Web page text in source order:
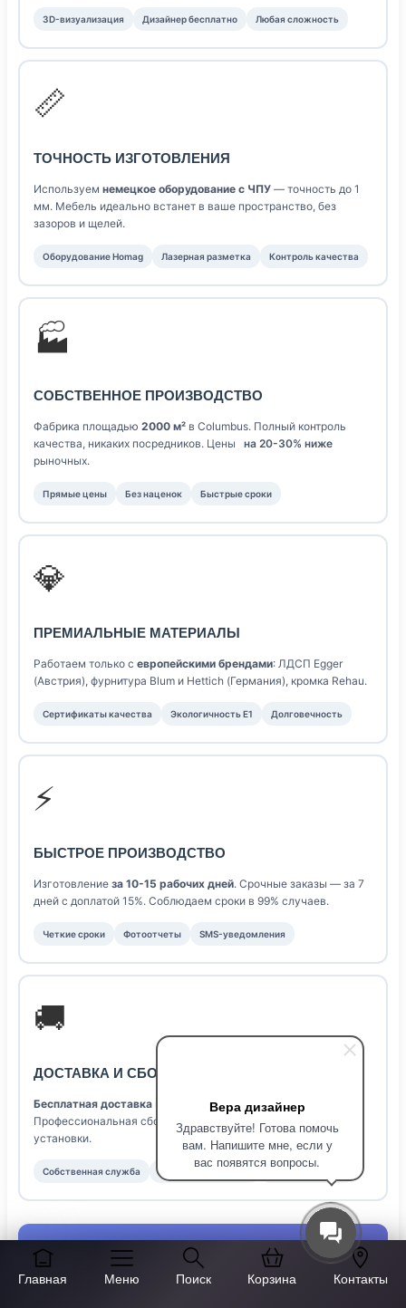
Вера дизайнер
Здравствуйте! Готова помочь
вам. Напишите мне, если у
вас появятся вопросы.
Главная Меню Поиск Корзина Контакты
3D-визуализация Дизайнер бесплатно Любая сложность
📏
ТОЧНОСТЬ ИЗГОТОВЛЕНИЯ
Используем немецкое оборудование с ЧПУ — точность до 1
мм. Мебель идеально встанет в ваше пространство, без
зазоров и щелей.
Оборудование Homag Лазерная разметка Контроль качества
🏭
СОБСТВЕННОЕ ПРОИЗВОДСТВО
Фабрика площадью 2000 м² в Columbus. Полный контроль
качества, никаких посредников. Цены
на 20-30% ниже
рыночных.
Прямые цены Без наценок Быстрые сроки
💎
ПРЕМИАЛЬНЫЕ МАТЕРИАЛЫ
Работаем только с европейскими брендами: ЛДСП Egger
(Австрия), фурнитура Blum и Hettich (Германия), кромка Rehau.
Сертификаты качества Экологичность E1 Долговечность
⚡
БЫСТРОЕ ПРОИЗВОДСТВО
Изготовление за 10-15 рабочих дней. Срочные заказы — за 7
дней с доплатой 15%. Соблюдаем сроки в 99% случаев.
Четкие сроки Фотоотчеты SMS-уведомления
🚚
ДОСТАВКА И СБОРКА
Бесплатная доставка по при заказе от 50 000 ₽.
Профессиональная сборка нашими мастерами. Уборка после
установки.
Собственная служба Бережная упаковка Подъем на этаж
СТОИМОСТЬ ИЗГОТОВЛЕНИЯ РАСПАШНЫЕ
ШКАФЫ МДФ НА ЗАКАЗ В COLUMBUS